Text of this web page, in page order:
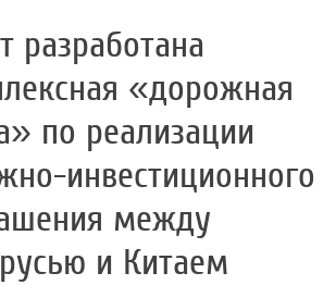
разработана
«дорожная
по реализации
инвестиционного
между
и Китаем